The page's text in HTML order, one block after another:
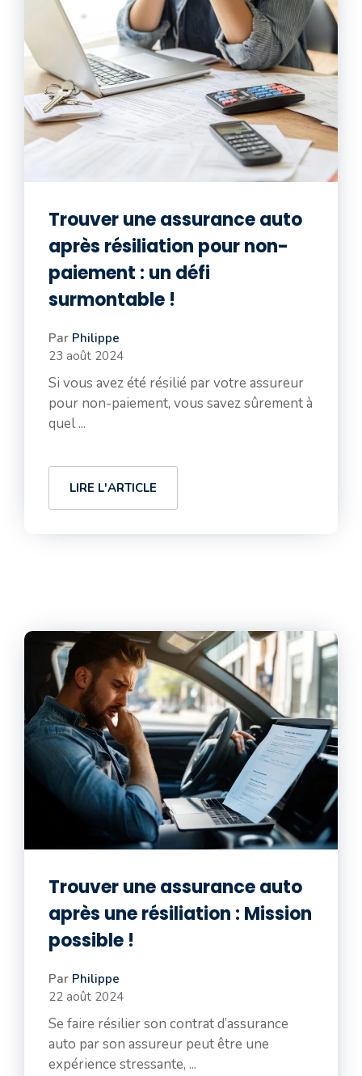
Trouver une assurance auto
après résiliation pour non-
paiement : un défi
surmontable !
Par Philippe
23 août 2024
Si vous avez été résilié par votre assureur
pour non-paiement, vous savez sûrement à
quel ...
LIRE L'ARTICLE
Trouver une assurance auto
après une résiliation : Mission
possible !
Par Philippe
22 août 2024
Se faire résilier son contrat d’assurance
auto par son assureur peut être une
expérience stressante, ...